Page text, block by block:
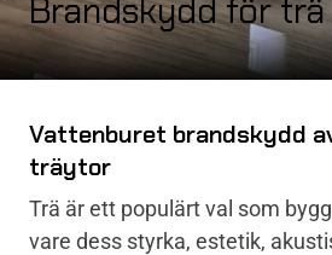
Brandskydd för trä
Vattenburet brandskydd
träytor
Trä är ett populärt val som
vare dess styrka, estetik,